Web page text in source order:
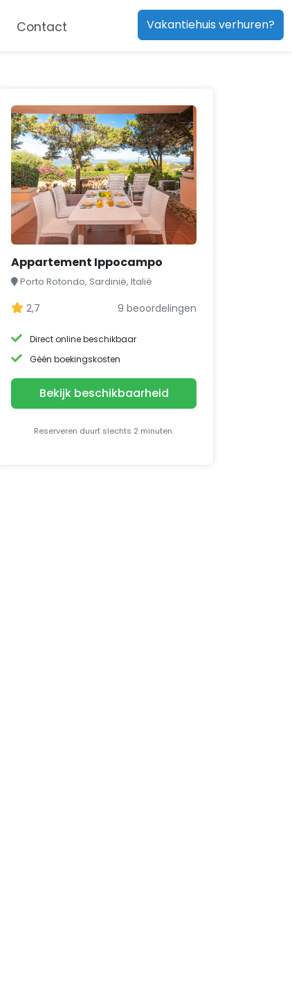
Contact Vakantiehuis verhuren?
Appartement Ippocampo
Porto Rotondo, Sardinië, Italië
2,7 9 beoordelingen
Direct online beschikbaar
Géén boekingskosten
Bekijk beschikbaarheid
Reserveren duurt slechts 2 minuten.